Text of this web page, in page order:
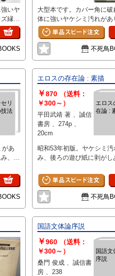
いヤ
縁ヘ
大型本です。カバー角に破
体に強いヤケシミ汚れがあ
す。
不死鳥
リ
技法
があ
、剥
エロスの存在論 : 素描
エロス
在論 :
￥870
（送料：
￥300～）
平田武靖 著 、誠信
書房 、274p 、
20cm
昭和53年初版。ヤケシミ汚
み、後ろの遊び紙に剥がし
不死鳥
国語文体論序説
国語文
序説
￥960
（送料：
￥300～）
桑門 俊成 、誠信書
房 、238